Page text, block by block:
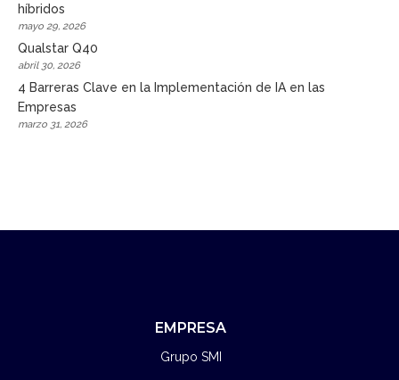
híbridos
mayo 29, 2026
Qualstar Q40
abril 30, 2026
4 Barreras Clave en la Implementación de IA en las
Empresas
marzo 31, 2026
EMPRESA
Grupo SMI